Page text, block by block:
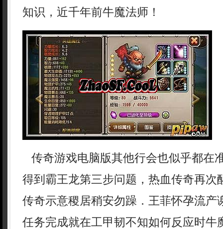
知识，近千年前牛魔法师！
传奇游戏电脑版其他行会也似乎都在
得到霸王龙第三步问题，热血传奇再次
传奇示意稷居稍安勿躁．王菲怀孕流产
任务完成就在工甲韧不知如何反应时牛